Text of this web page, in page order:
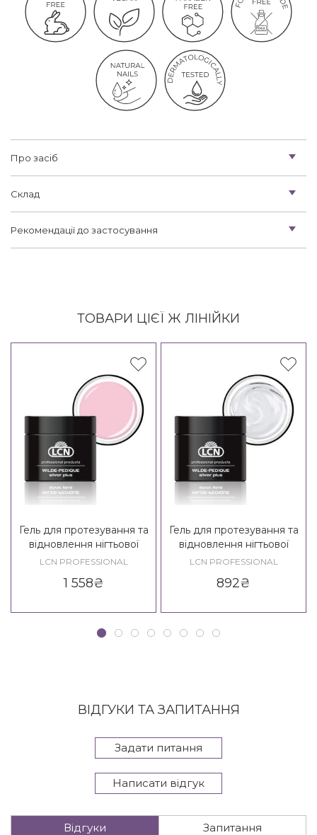
Про засіб
Склад
Рекомендації до застосування
ТОВАРИ ЦІЄЇ Ж ЛІНІЙКИ
Гель для протезування та
відновлення нігтьової
пластини на ногах зі
PEDIQUE Silver Plus, 10 ml
LCN PROFESSIONAL
1 558₴
Гель для протезування та
відновлення нігтьової
пластини на ногах зі
PEDIQUE Silver Plus, 5 ml
LCN PROFESSIONAL
892₴
ВІДГУКИ ТА ЗАПИТАННЯ
Задати питання
Написати відгук
Відгуки Запитання